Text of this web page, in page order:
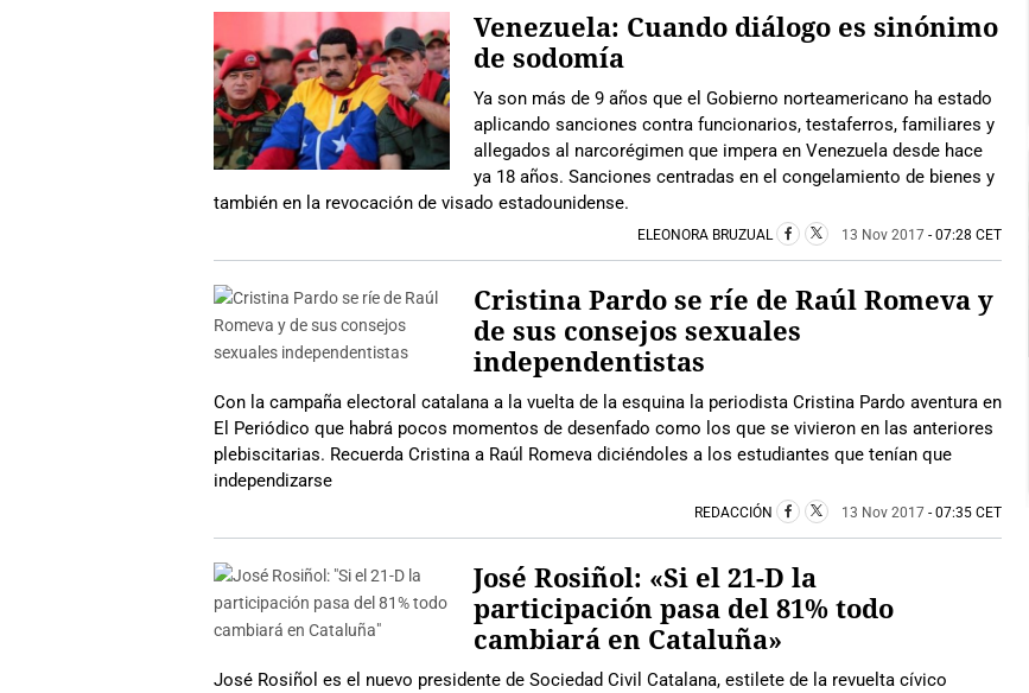
Venezuela: Cuando diálogo es sinónimo
de sodomía
Ya son más de 9 años que el Gobierno norteamericano ha estado
aplicando sanciones contra funcionarios, testaferros, familiares y
allegados al narcorégimen que impera en Venezuela desde hace
ya 18 años. Sanciones centradas en el congelamiento de bienes y
también en la revocación de visado estadounidense.
ELEONORA BRUZUAL 13 Nov 2017 - 07:28 CET
Cristina Pardo se ríe de Raúl Romeva y
de sus consejos sexuales
independentistas
Con la campaña electoral catalana a la vuelta de la esquina la periodista Cristina Pardo aventura en
El Periódico que habrá pocos momentos de desenfado como los que se vivieron en las anteriores
plebiscitarias. Recuerda Cristina a Raúl Romeva diciéndoles a los estudiantes que tenían que
independizarse
REDACCIÓN 13 Nov 2017 - 07:35 CET
José Rosiñol: «Si el 21-D la
participación pasa del 81% todo
cambiará en Cataluña»
José Rosiñol es el nuevo presidente de Sociedad Civil Catalana, estilete de la revuelta cívico